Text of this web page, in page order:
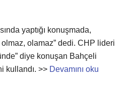
yaptığı konuşmada,
olmaz, olamaz” dedi. CHP lideri
diye konuşan Bahçeli
kullandı. >> Devamını oku